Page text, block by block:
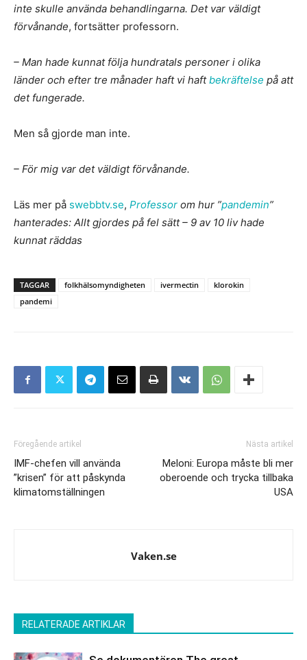
inte skulle använda behandlingarna. Det var väldigt
förvånande, fortsätter professorn.
– Man hade kunnat följa hundratals personer i olika
länder och efter tre månader haft vi haftbekräftelse på att
det fungerade.
Men så gjorde man inte.
– För mig var det väldigt förvånande.
Läs mer på swebbtv.se, Professor om hur ”pandemin”
hanterades: Allt gjordes på fel sätt – 9 av 10 liv hade
kunnat räddas
TAGGAR folkhälsomyndigheten ivermectin
klorokin
pandemi
Föregående artikel
IMF-chefen vill använda
”krisen” för att påskynda
klimatomställningen
Nästa artikel
Meloni: Europa måste bli mer
oberoende och trycka tillbaka
USA
Vaken.se
RELATERADE ARTIKLAR